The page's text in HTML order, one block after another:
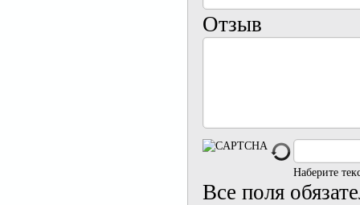
Отзыв
Наберите
Все поля